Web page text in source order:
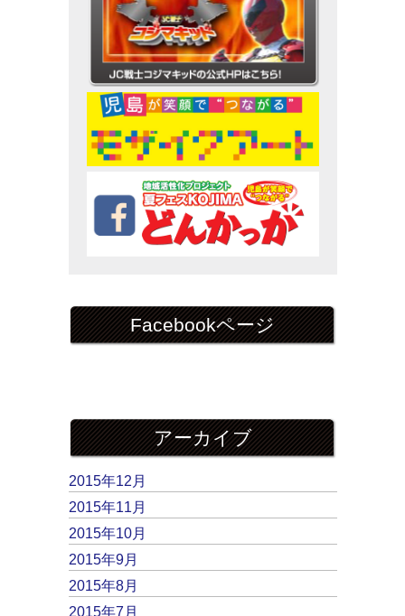
Facebookページ
アーカイブ
2015年12月
2015年11月
2015年10月
2015年9月
2015年8月
2015年7月